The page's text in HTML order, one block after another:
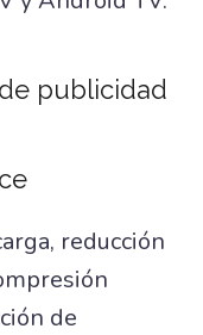
publicidad
reducción
de